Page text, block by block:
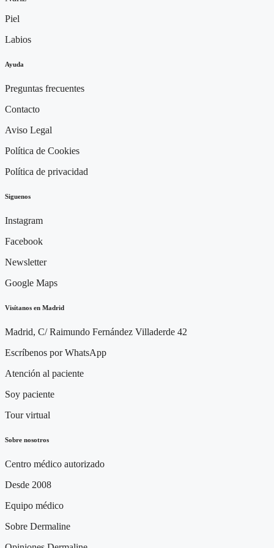
Piel
Labios
Ayuda
Preguntas frecuentes
Contacto
Aviso Legal
Política de Cookies
Política de privacidad
Siguenos
Instagram
Facebook
Newsletter
Google Maps
Visítanos en Madrid
Madrid, C/ Raimundo Fernández Villaderde 42
Escríbenos por WhatsApp
Atención al paciente
Soy paciente
Tour virtual
Sobre nosotros
Centro médico autorizado
Desde 2008
Equipo médico
Sobre Dermaline